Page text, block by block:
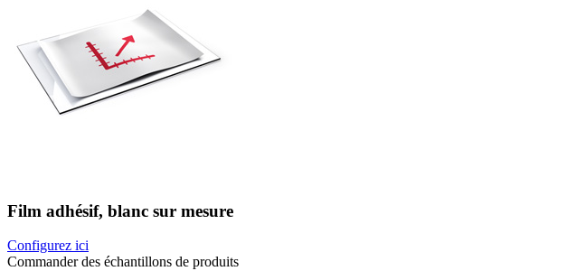
Film adhésif, blanc sur mesure
Configurez ici
Commander des échantillons de produits